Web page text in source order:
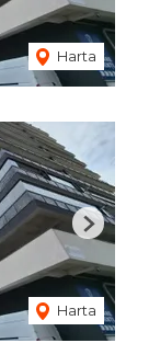
Harta
Harta
Next